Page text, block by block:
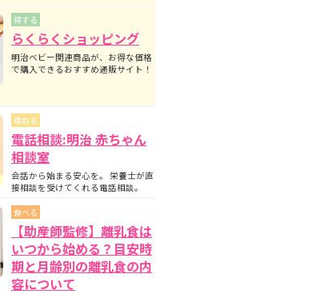
得する
らくらくショッピング
明治ベビー関連商品が、お得な価格
で購入できるおすすめ通販サイト！
尋ねる
電話相談:明治 赤ちゃん
相談室
会話から始まる安心を。 栄養士が直
接相談を受けてくれる電話相談。
食べる
【助産師監修】離乳食は
いつから始める？目安時
期と月齢別の離乳食の内
容について